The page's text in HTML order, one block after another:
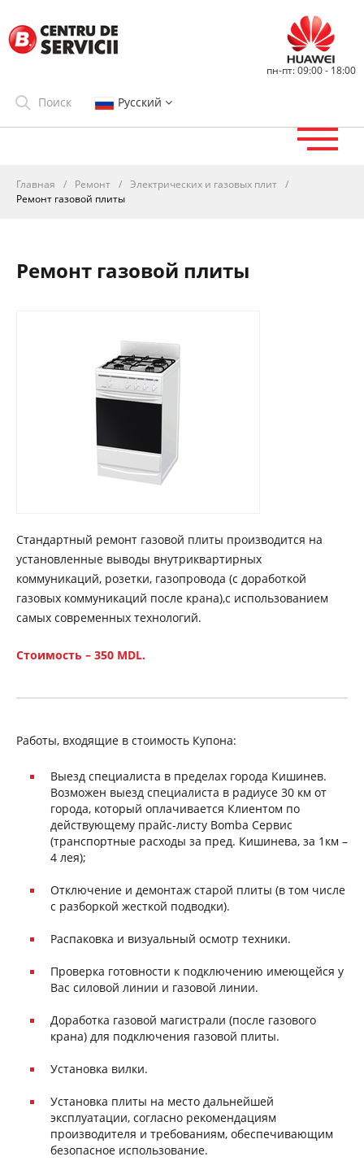
пн-пт: 09:00 - 18:00
Русский
Главная / Ремонт / Электрических и газовых плит /
Ремонт газовой плиты
Ремонт газовой плиты
Стандартный ремонт газовой плиты производится на
установленные выводы внутриквартирных
коммуникаций, розетки, газопровода (с доработкой
газовых коммуникаций после крана),с использованием
самых современных технологий.
Стоимость – 350 MDL.
Работы, входящие в стоимость Купона:
Выезд специалиста в пределах города Кишинев.
Возможен выезд специалиста в радиусе 30 км от
города, который оплачивается Клиентом по
действующему прайс-листу Bomba Сервис
(транспортные расходы за пред. Кишинева, за 1км –
4 лея);
Отключение и демонтаж старой плиты (в том числе
с разборкой жесткой подводки).
Распаковка и визуальный осмотр техники.
Проверка готовности к подключению имеющейся у
Вас силовой линии и газовой линии.
Доработка газовой магистрали (после газового
крана) для подключения газовой плиты.
Установка вилки.
Установка плиты на место дальнейшей
эксплуатации, согласно рекомендациям
производителя и требованиям, обеспечивающим
безопасное использование.